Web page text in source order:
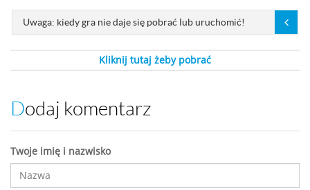
Uwaga: kiedy gra nie daje się pobrać lub uruchomić!
Kliknij tutaj żeby pobrać
Dodaj komentarz
Twoje imię i nazwisko